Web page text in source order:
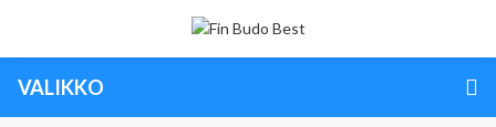
VALIKKO